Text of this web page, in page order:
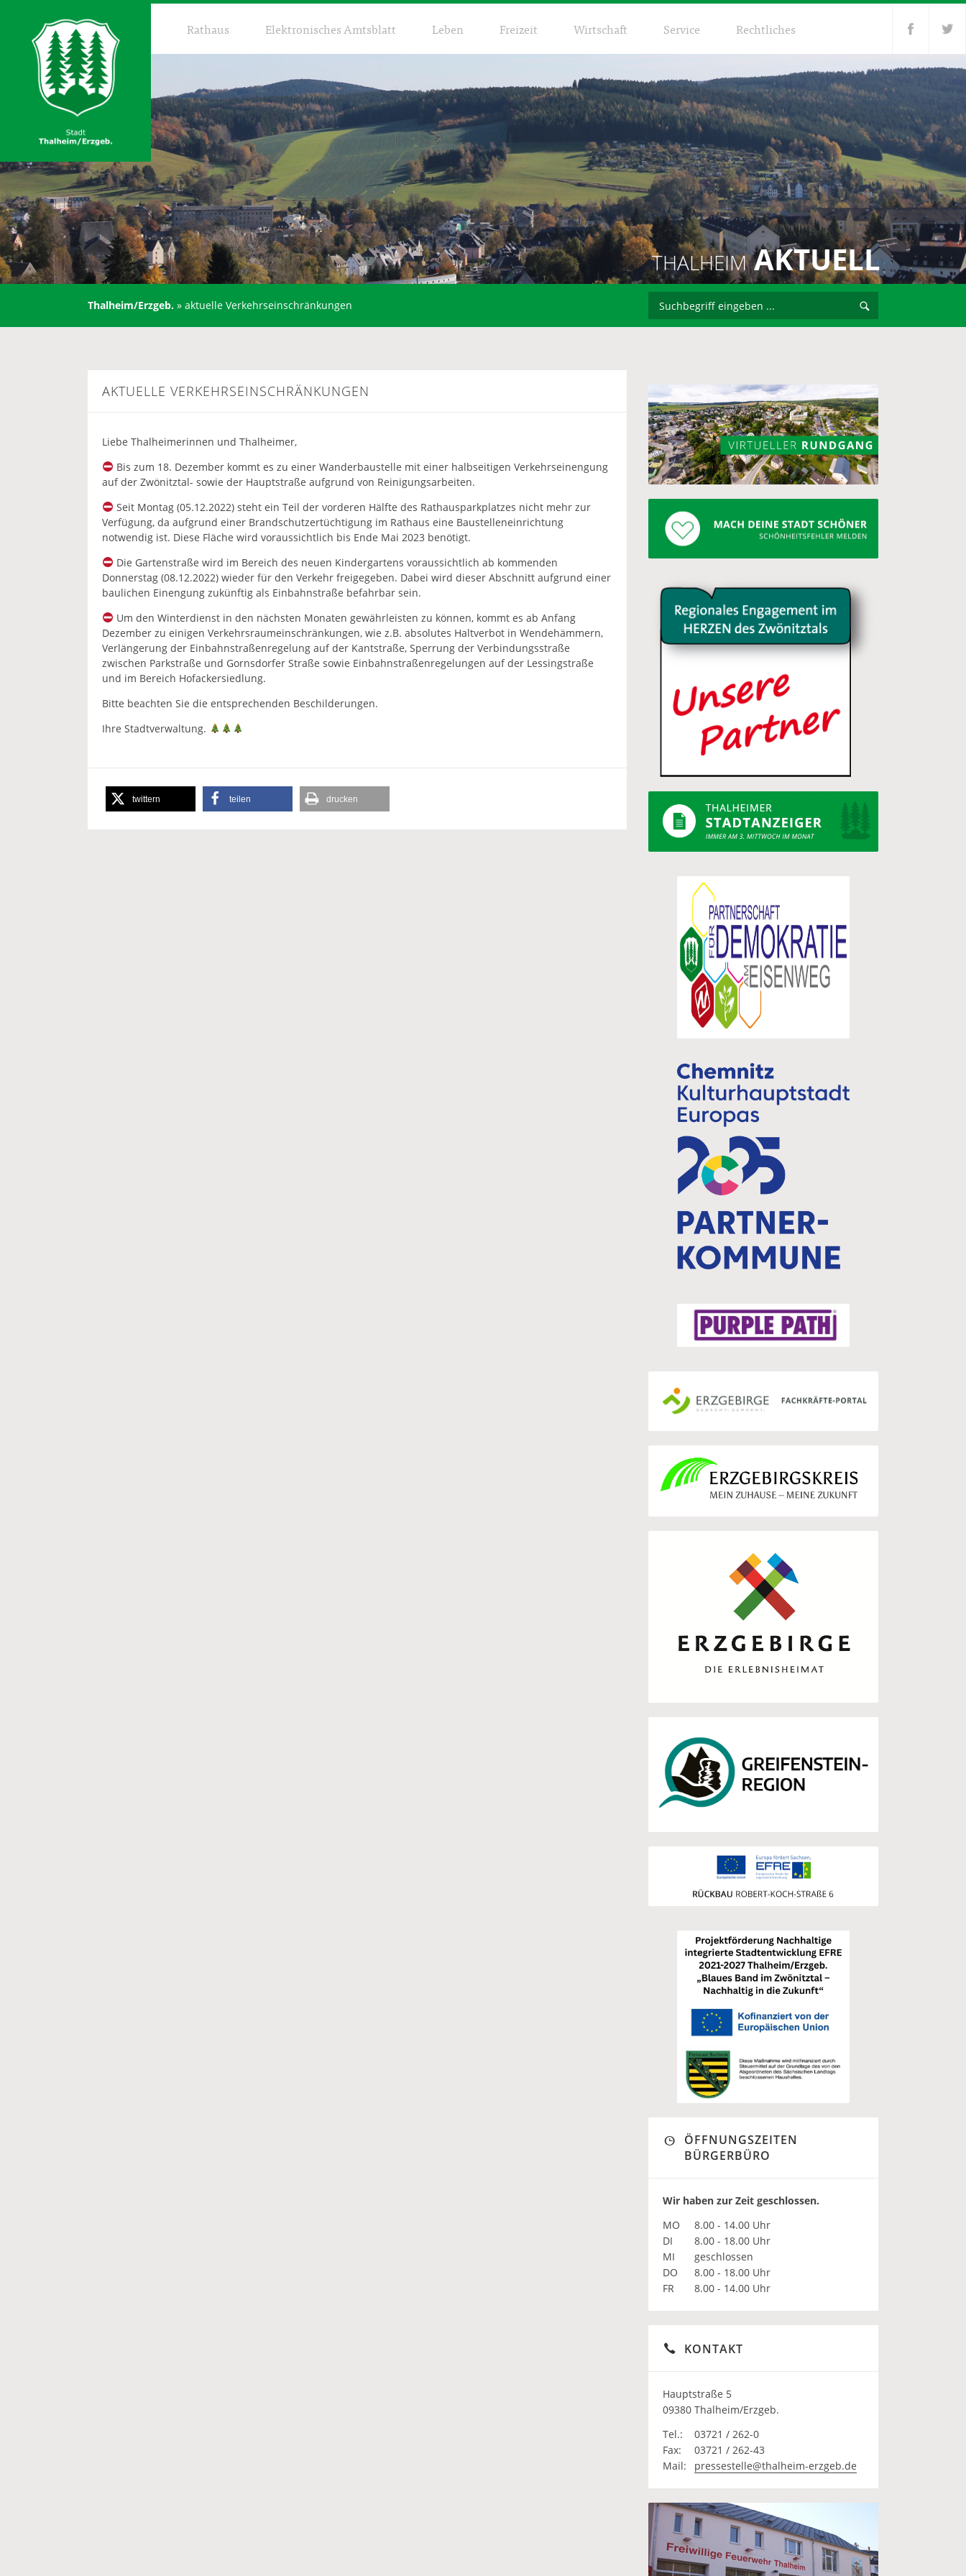
Rathaus Elektronisches Amtsblatt Leben Freizeit Wirtschaft Service Rechtliches
THALHEIMAKTUELL
Thalheim/Erzgeb. » aktuelle Verkehrseinschränkungen
AKTUELLE VERKEHRSEINSCHRÄNKUNGEN
Liebe Thalheimerinnen und Thalheimer,
Bis zum 18. Dezember kommt es zu einer Wanderbaustelle mit einer halbseitigen Verkehrseinengung
auf der Zwönitztal- sowie der Hauptstraße aufgrund von Reinigungsarbeiten.
Seit Montag (05.12.2022) steht ein Teil der vorderen Hälfte des Rathausparkplatzes nicht mehr zur
Verfügung, da aufgrund einer Brandschutzertüchtigung im Rathaus eine Baustelleneinrichtung
notwendig ist. Diese Fläche wird voraussichtlich bis Ende Mai 2023 benötigt.
Die Gartenstraße wird im Bereich des neuen Kindergartens voraussichtlich ab kommenden
Donnerstag (08.12.2022) wieder für den Verkehr freigegeben. Dabei wird dieser Abschnitt aufgrund einer
baulichen Einengung zukünftig als Einbahnstraße befahrbar sein.
Um den Winterdienst in den nächsten Monaten gewährleisten zu können, kommt es ab Anfang
Dezember zu einigen Verkehrsraumeinschränkungen, wie z.B. absolutes Haltverbot in Wendehämmern,
Verlängerung der Einbahnstraßenregelung auf der Kantstraße, Sperrung der Verbindungsstraße
zwischen Parkstraße und Gornsdorfer Straße sowie Einbahnstraßenregelungen auf der Lessingstraße
und im Bereich Hofackersiedlung.
Bitte beachten Sie die entsprechenden Beschilderungen.
Ihre Stadtverwaltung.
twittern teilen drucken
ÖFFNUNGSZEITEN
BÜRGERBÜRO
Wir haben zur Zeit geschlossen.
MO
8.00 - 14.00 Uhr
DI
8.00 - 18.00 Uhr
MI
geschlossen
DO
8.00 - 18.00 Uhr
FR
8.00 - 14.00 Uhr
KONTAKT
Hauptstraße 5
09380 Thalheim/Erzgeb.
Tel.:
03721 / 262-0
Fax:
03721 / 262-43
Mail:
pressestelle@thalheim-erzgeb.de